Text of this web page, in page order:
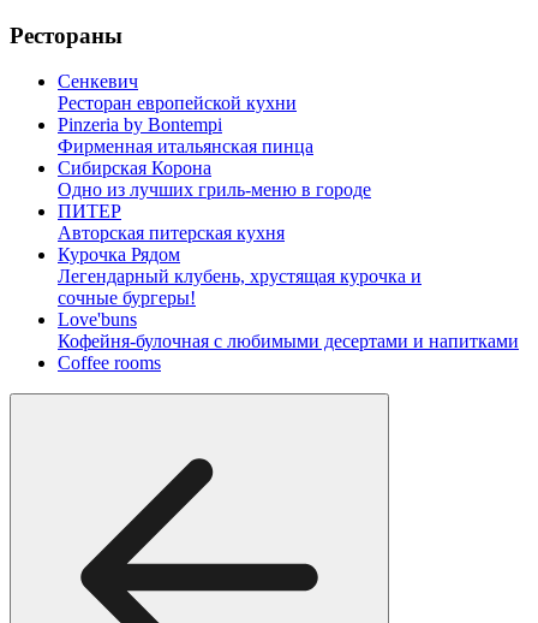
Рестораны
Сенкевич
Ресторан европейской кухни
Pinzeria by Bontempi
Фирменная итальянская пинца
Сибирская Корона
Одно из лучших гриль-меню в городе
ПИТЕР
Авторская питерская кухня
Курочка Рядом
Легендарный клубень, хрустящая курочка и
сочные бургеры!
Love'buns
Кофейня-булочная с любимыми десертами и напитками
Coffee rooms